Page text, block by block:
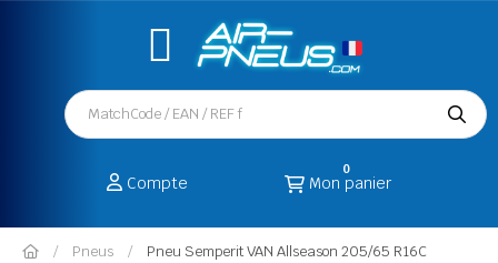
Compte Mon panier
0
Pneus
Pneu Semperit VAN Allseason 205/65 R16C